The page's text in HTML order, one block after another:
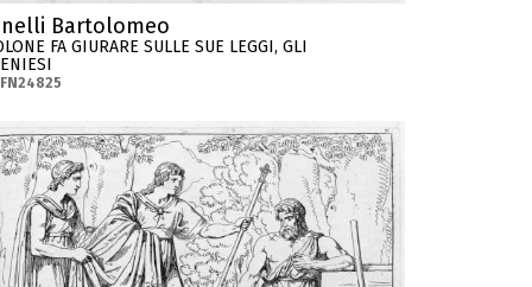
Bartolomeo
FA GIURARE SULLE SUE LEGGI, GLI